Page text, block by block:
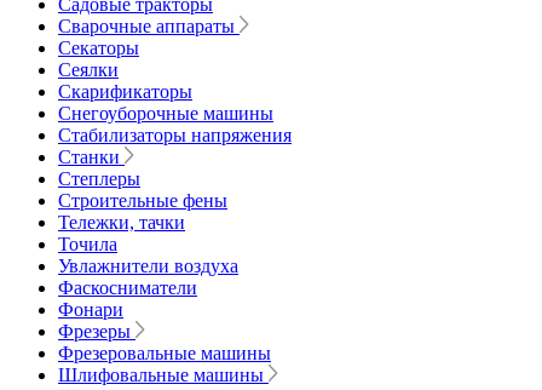
Садовые тракторы
Сварочные аппараты
Секаторы
Сеялки
Скарификаторы
Снегоуборочные машины
Стабилизаторы напряжения
Станки
Степлеры
Строительные фены
Тележки, тачки
Точила
Увлажнители воздуха
Фаскосниматели
Фонари
Фрезеры
Фрезеровальные машины
Шлифовальные машины